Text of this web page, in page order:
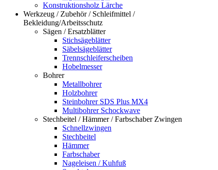
Konstruktionsholz Lärche
Werkzeug / Zubehör / Schleifmittel /
Bekleidung/Arbeitsschutz
Sägen / Ersatzblätter
Stichsägeblätter
Säbelsägeblätter
Trennschleiferscheiben
Hobelmesser
Bohrer
Metallbohrer
Holzbohrer
Steinbohrer SDS Plus MX4
Multibohrer Schockwave
Stechbeitel / Hämmer / Farbschaber Zwingen
Schnellzwingen
Stechbeitel
Hämmer
Farbschaber
Nageleisen / Kuhfuß